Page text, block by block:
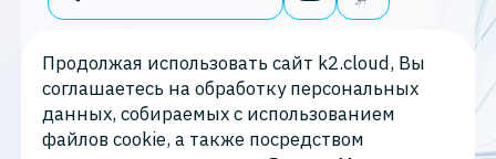
Продолжая использовать сайт k2.cloud, Вы
соглашаетесь на обработку персональных
данных, собираемых с использованием
файлов cookie, а также посредством